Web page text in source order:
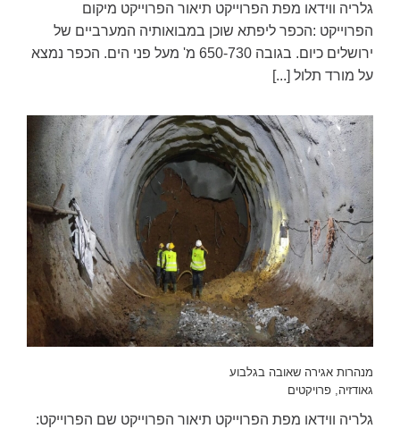
גלריה ווידאו מפת הפרוייקט תיאור הפרוייקט מיקום
הפרוייקט :הכפר ליפתא שוכן במבואותיה המערביים של
ירושלים כיום. בגובה 650-730 מ' מעל פני הים. הכפר נמצא
על מורד תלול [...]
מנהרות אגירה שאובה בגלבוע
גאודזיה, פרויקטים
גלריה ווידאו מפת הפרוייקט תיאור הפרוייקט שם הפרוייקט: